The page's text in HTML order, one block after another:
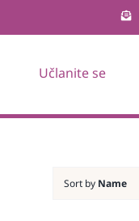
Učlanite se
Sort by Name